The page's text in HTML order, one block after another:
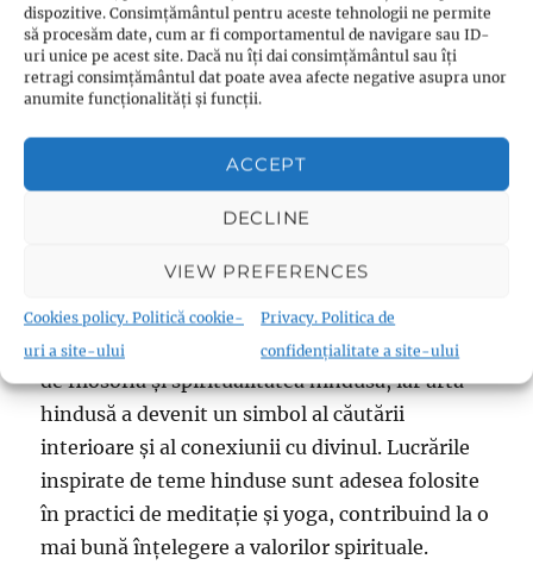
dispozitive. Consimțământul pentru aceste tehnologii ne permite
să procesăm date, cum ar fi comportamentul de navigare sau ID-
uri unice pe acest site. Dacă nu îți dai consimțământul sau îți
retragi consimțământul dat poate avea afecte negative asupra unor
anumite funcționalități și funcții.
ACCEPT
DECLINE
VIEW PREFERENCES
Cookies policy. Politică cookie-
uri a site-ului
Privacy. Politica de
confidențialitate a site-ului
În ultimele decenii, colaborările între artiști din
India și cei internaționali au dus la o fuzionare a
inovatoare care îmbină tradiția hindusă cu
forme moderne de expresie artistică.
6.2. Arta și Spiritualitatea Globală
Mulți oameni din întreaga lume au fost atrași
de filosofia și spiritualitatea hindusă, iar arta
hindusă a devenit un simbol al căutării
interioare și al conexiunii cu divinul. Lucrările
inspirate de teme hinduse sunt adesea folosite
în practici de meditație și yoga, contribuind la o
mai bună înțelegere a valorilor spirituale.